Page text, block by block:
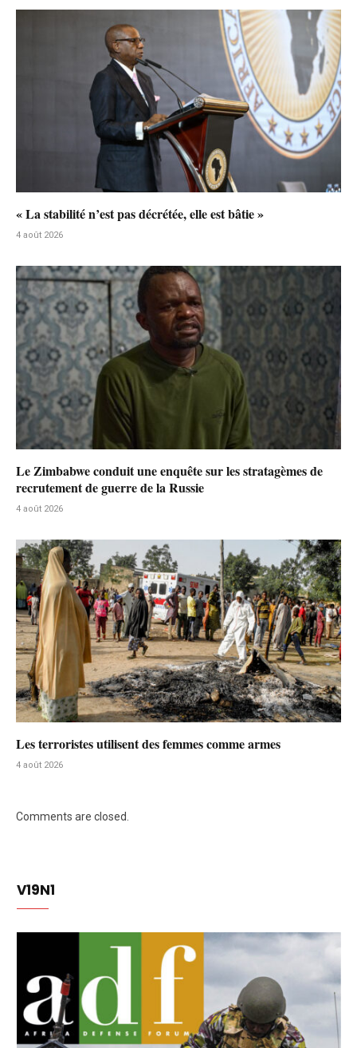
« La stabilité n’est pas décrétée, elle est bâtie »
4 août 2026
Le Zimbabwe conduit une enquête sur les stratagèmes de
recrutement de guerre de la Russie
4 août 2026
Les terroristes utilisent des femmes comme armes
4 août 2026
Comments are closed.
V19N1